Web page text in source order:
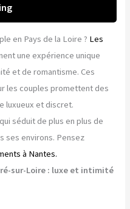
en Pays de la Loire ? Les
une expérience unique
et de romantisme. Ces
les couples promettent des
luxueux et discret.
séduit de plus en plus de
ses environs. Pensez
à Nantes.
sur-Loire : luxe et intimité